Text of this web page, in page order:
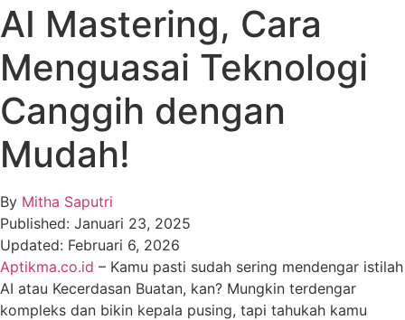
AI Mastering, Cara
Menguasai Teknologi
Canggih dengan
Mudah!
By Mitha Saputri
Published: Januari 23, 2025
Updated: Februari 6, 2026
Aptikma.co.id – Kamu pasti sudah sering mendengar istilah
AI atau Kecerdasan Buatan, kan? Mungkin terdengar
kompleks dan bikin kepala pusing, tapi tahukah kamu